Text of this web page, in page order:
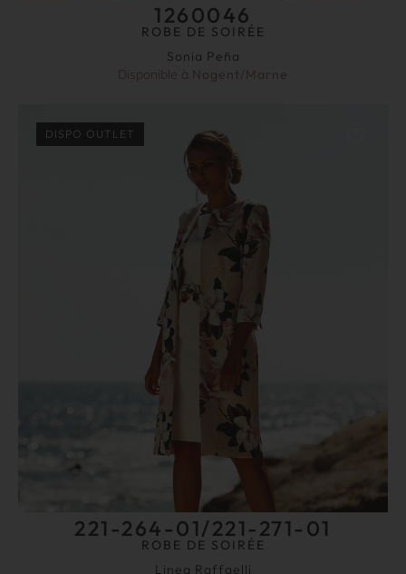
1260046
ROBE DE SOIRÉE
Sonia Peña
Disponible à Nogent/Marne
DISPO OUTLET
221-264-01/221-271-01
ROBE DE SOIRÉE
Linea Raffaelli